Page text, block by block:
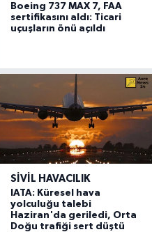
Boeing 737 MAX 7, FAA
sertifikasını aldı: Ticari
uçuşların önü açıldı
SIVIL HAVACILIK
IATA: Küresel hava
yolculuğu talebi
Haziran'da geriledi, Orta
Doğu trafiği sert düştü